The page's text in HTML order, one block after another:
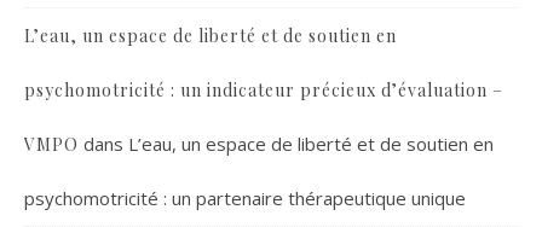
L’eau, un espace de liberté et de soutien en
psychomotricité : un indicateur précieux d’évaluation –
VMPO dans L’eau, un espace de liberté et de soutien en
psychomotricité : un partenaire thérapeutique unique